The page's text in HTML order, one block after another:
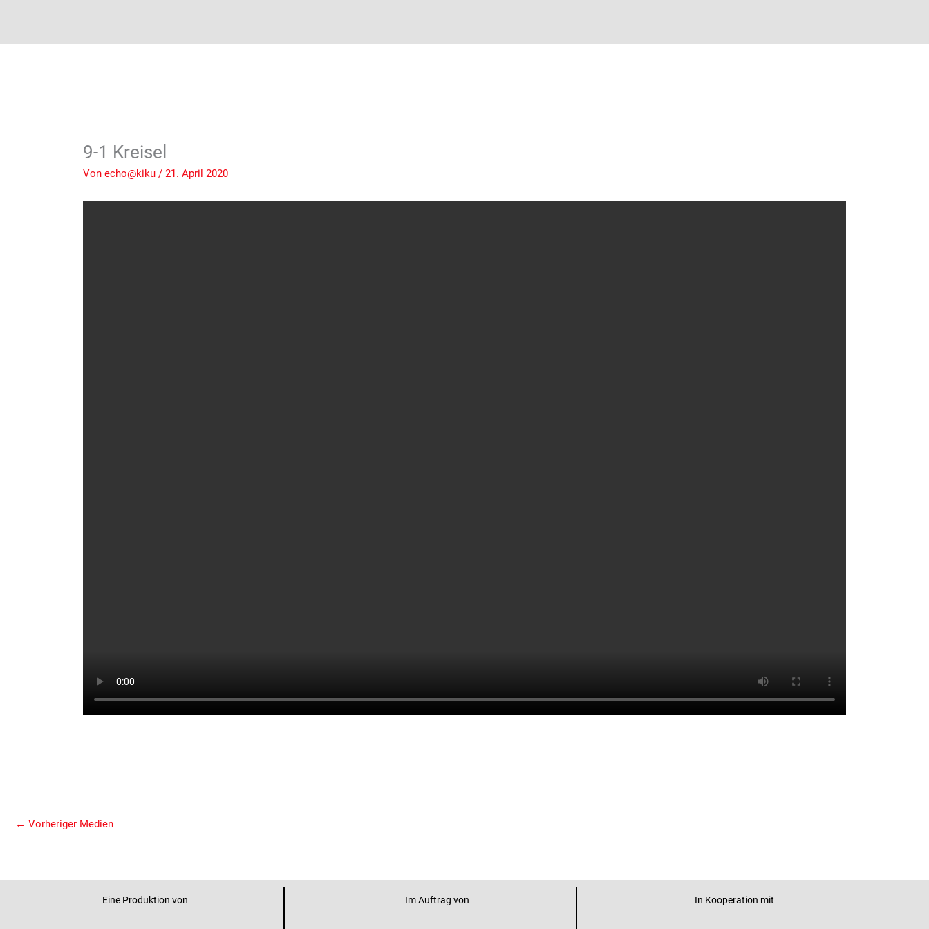
9-1 Kreisel
Vonecho@kiku/21. April 2020
← Vorheriger Medien
Eine Produktion von Im Auftrag von In Kooperation mit